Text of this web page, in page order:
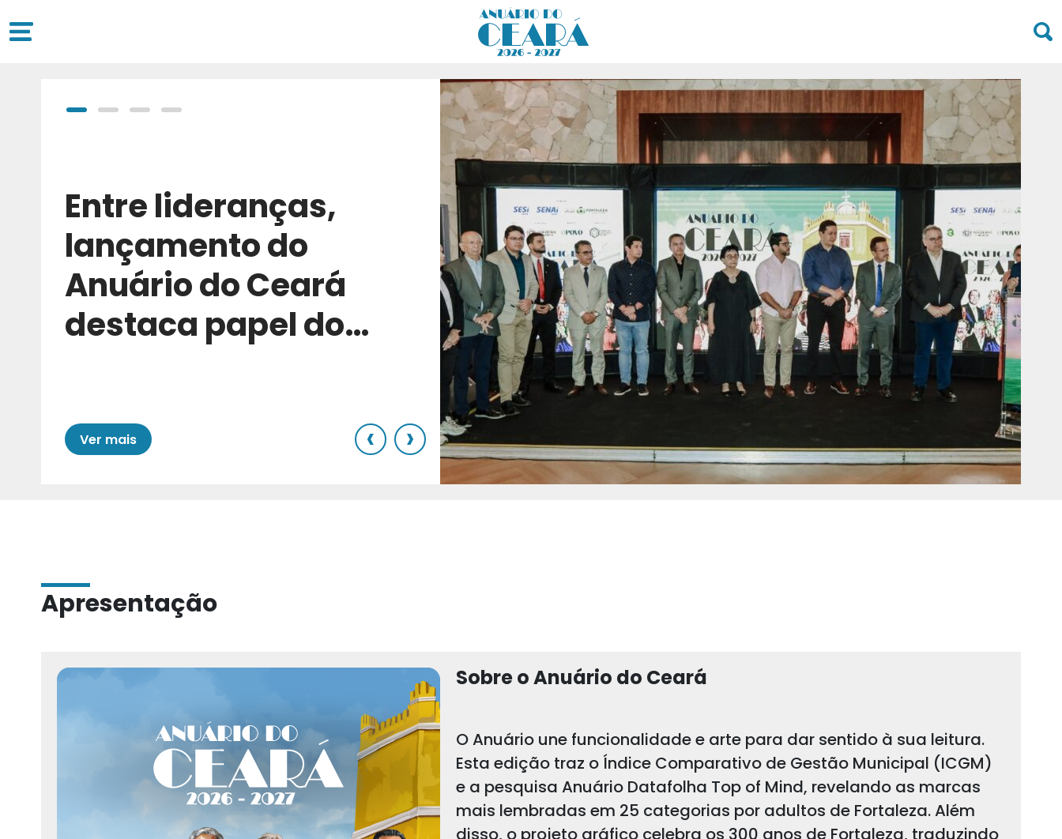
Entre lideranças,
lançamento do
Anuário do Ceará
destaca papel do
Ver mais ‹ ›
Apresentação
Sobre o Anuário do Ceará
O Anuário une funcionalidade e arte para dar sentido à sua leitura.
Esta edição traz o Índice Comparativo de Gestão Municipal (ICGM)
e a pesquisa Anuário Datafolha Top of Mind, revelando as marcas
mais lembradas em 25 categorias por adultos de Fortaleza. Além
disso, o projeto gráfico celebra os 300 anos de Fortaleza, traduzindo